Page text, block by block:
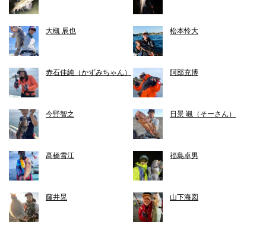
大槻 辰也 松本怜大
赤石佳純（かずみちゃん） 阿部充博
今野智之 日景 颯（そーさん）
髙橋雪江 福島卓男
藤井晃 山下海図